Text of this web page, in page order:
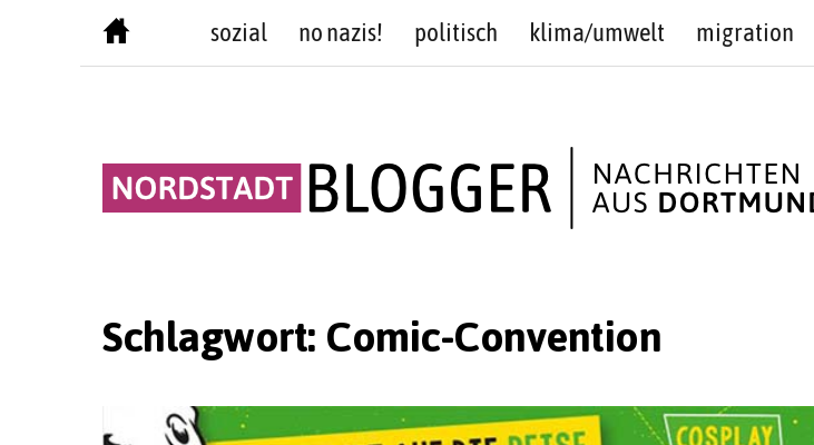
sozial no nazis! politisch klima/umwelt migration
Schlagwort: Comic-Convention